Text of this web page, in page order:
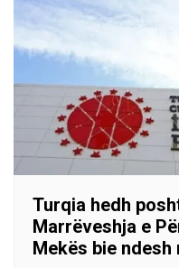
Turqia hedh
Marrëveshja e
Mekës bie ndesh